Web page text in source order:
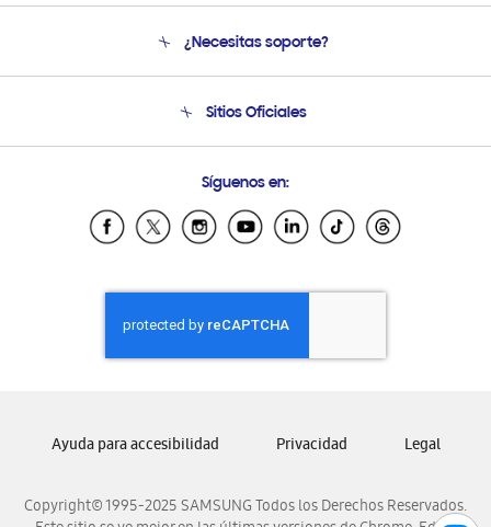
Soporte
Condiciones de Compra
¿Necesitas soporte?
Soporte vía eMail
Sitios Oficiales
Samsung Ecuador
Samsung El Salvador
Samsung Honduras
Samsung Nicaragua
Samsung Panamá
Samsung Venezuela
Síguenos en:
Copyright© 1995-2025 SAMSUNG Todos los Derechos Reservados.
Ayuda para accesibilidad Privacidad Legal